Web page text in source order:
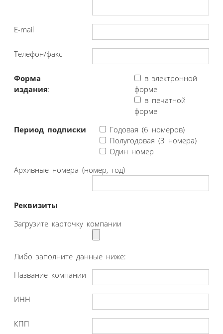
E-mail
Телефон/факс
Форма
издания:
в электронной
форме
в печатной
форме
Период подписки
Годовая (6 номеров)
Полугодовая (3 номера)
Один номер
Архивные номера (номер, год)
Реквизиты
Загрузите карточку компании
Либо заполните данные ниже:
Название компании
ИНН
КПП